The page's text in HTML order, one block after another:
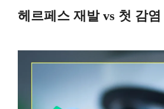
헤르페스 재발 vs 첫 감염